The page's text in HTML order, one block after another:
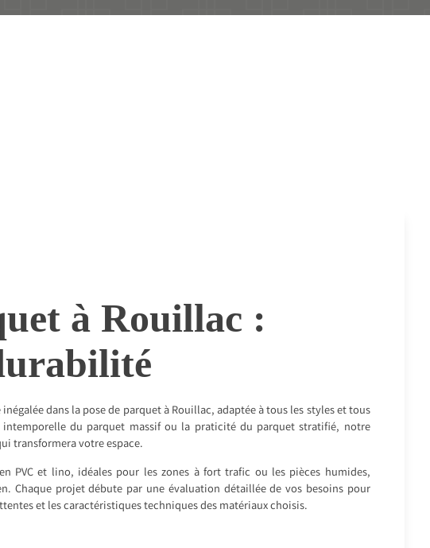
à Rouillac :
inégalée dans la pose de parquet à Rouillac, adaptée à tous les styles et tous
intemporelle du parquet massif ou la praticité du parquet stratifié, notre
transformera votre espace.
PVC et lino, idéales pour les zones à fort trafic ou les pièces humides,
Chaque projet débute par une évaluation détaillée de vos besoins pour
et les caractéristiques techniques des matériaux choisis.